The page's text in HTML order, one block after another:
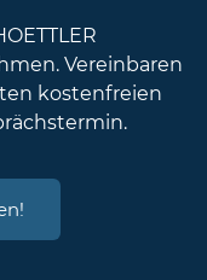
Vereinbaren
kostenfreien